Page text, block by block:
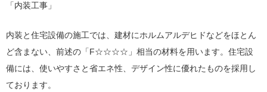
「内装工事」
内装と住宅設備の施工では、建材にホルムアルデヒドなどをほとん
ど含まない、前述の「F☆☆☆☆」相当の材料を用います。住宅設
備には、使いやすさと省エネ性、デザイン性に優れたものを採用し
ております。